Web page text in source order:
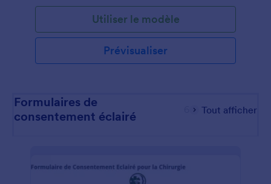
Utiliser le modèle
Prévisualiser
Formulaires de
consentement éclairé
Tout afficher